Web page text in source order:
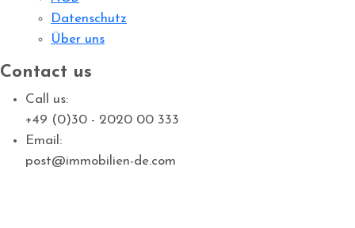
Datenschutz
Über uns
Contact us
Call us:
+49 (0)30 - 2020 00 333
Email:
post@immobilien-de.com